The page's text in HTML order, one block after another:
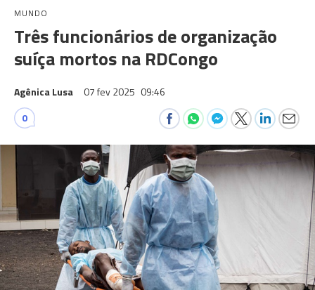
MUNDO
Três funcionários de organização
suíça mortos na RDCongo
Agênica Lusa 07 fev 2025 09:46
0